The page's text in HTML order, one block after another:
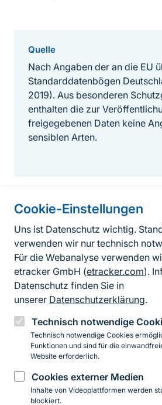
Cookie-Einstellungen
Uns ist Datenschutz wichtig.
verwenden wir nur technisch
Für die Webanalyse verwenden
etracker GmbH (etracker.com).
Datenschutz finden Sie in
unserer Datenschutzerklärung.
Technisch notwendige
Technisch notwendige Cookies
Funktionen und sind für die
Website erforderlich.
Cookies externer Medien
Inhalte von Videoplattformen werden
blockiert.
Quelle
Nach Angaben der an die EU
Standarddatenbögen
2019). Aus besonderen
enthalten die zur
freigegebenen Daten keine
sensiblen Arten.
Informationen zur Seite
FußzeileKontakt zum
Erklärung zur
Impressum
Datenschutz
InstagramFacebookYouTube